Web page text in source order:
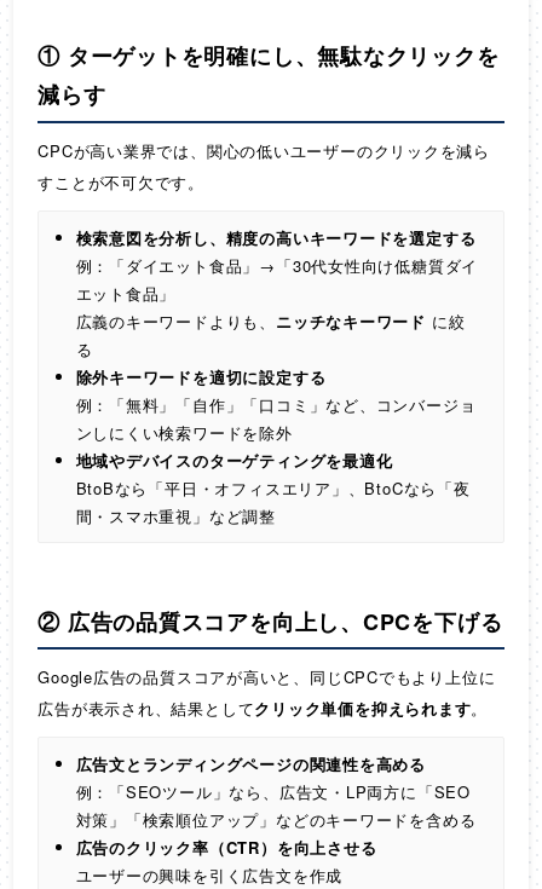
① ターゲットを明確にし、無駄なクリックを
減らす
CPCが高い業界では、関心の低いユーザーのクリックを減ら
すことが不可欠です。
検索意図を分析し、精度の高いキーワードを選定する
例：「ダイエット食品」→「30代女性向け低糖質ダイ
エット食品」
広義のキーワードよりも、 ニッチなキーワード に絞
る
除外キーワードを適切に設定する
例：「無料」「自作」「口コミ」など、コンバージョ
ンしにくい検索ワードを除外
地域やデバイスのターゲティングを最適化
BtoBなら「平日・オフィスエリア」、BtoCなら「夜
間・スマホ重視」など調整
② 広告の品質スコアを向上し、CPCを下げる
Google広告の品質スコアが高いと、同じCPCでもより上位に
広告が表示され、結果としてクリック単価を抑えられます。
広告文とランディングページの関連性を高める
例：「SEOツール」なら、広告文・LP両方に「SEO
対策」「検索順位アップ」などのキーワードを含める
広告のクリック率（CTR）を向上させる
ユーザーの興味を引く広告文を作成